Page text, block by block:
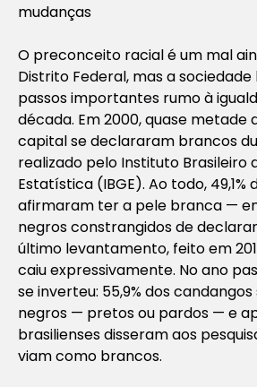
mudanças
O preconceito racial é um mal
Distrito Federal, mas a sociedade
passos importantes rumo à
década. Em 2000, quase metade
capital se declararam brancos
realizado pelo Instituto Brasileiro
Estatística (IBGE). Ao todo,
afirmaram ter a pele branca —
negros constrangidos de
último levantamento, feito em
caiu expressivamente. No ano
se inverteu: 55,9% dos
negros — pretos ou pardos — e
brasilienses disseram aos
viam como brancos.